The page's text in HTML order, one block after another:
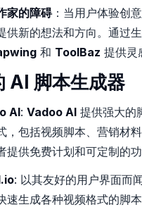
家的障碍：当用户体验创
供新的想法和方向。通过
和 ToolBaz 提供灵
AI 脚本生成器
AI: Vadoo AI 提供强大的
，包括视频脚本、营销材
提供免费计划和可定制的功
: 以其友好的用户界面而
速生成各种视频格式的脚